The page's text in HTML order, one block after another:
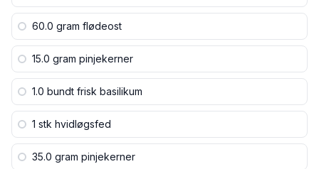
60.0 gram flødeost
15.0 gram pinjekerner
1.0 bundt frisk basilikum
1 stk hvidløgsfed
35.0 gram pinjekerner